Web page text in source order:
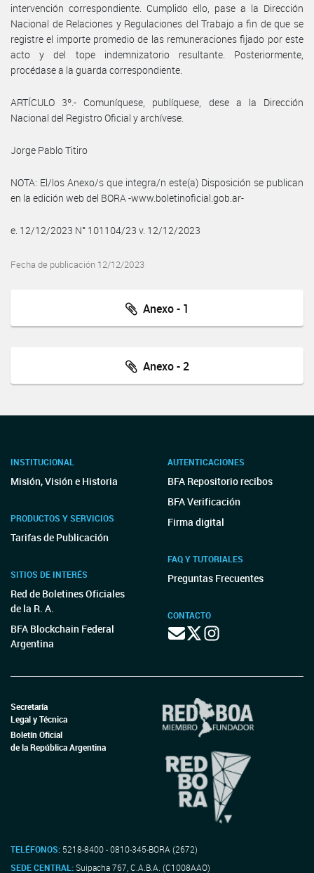
intervención correspondiente. Cumplido ello, pase a la Dirección
Nacional de Relaciones y Regulaciones del Trabajo a fin de que se
registre el importe promedio de las remuneraciones fijado por este
acto y del tope indemnizatorio resultante. Posteriormente,
procédase a la guarda correspondiente.
ARTÍCULO 3º.- Comuníquese, publíquese, dese a la Dirección
Nacional del Registro Oficial y archívese.
Jorge Pablo Titiro
NOTA: El/los Anexo/s que integra/n este(a) Disposición se publican
en la edición web del BORA -www.boletinoficial.gob.ar-
e. 12/12/2023 N° 101104/23 v. 12/12/2023
Fecha de publicación 12/12/2023
Anexo - 1
Anexo - 2
INSTITUCIONAL
Misión, Visión e Historia
PRODUCTOS Y SERVICIOS
Tarifas de Publicación
SITIOS DE INTERÉS
Red de Boletines Oficiales
de la R. A.
BFA Blockchain Federal
Argentina
AUTENTICACIONES
BFA Repositorio recibos
BFA Verificación
Firma digital
FAQ Y TUTORIALES
Preguntas Frecuentes
CONTACTO
Secretaría
Legal y Técnica
Boletín Oficial
de la República Argentina
TELÉFONOS: 5218-8400 - 0810-345-BORA (2672)
SEDE CENTRAL:Suipacha 767, C.A.B.A. (C1008AAO)